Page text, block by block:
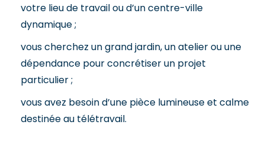
votre lieu de travail ou d’un centre-ville
dynamique ;
vous cherchez un grand jardin, un atelier ou une
dépendance pour concrétiser un projet
particulier ;
vous avez besoin d’une pièce lumineuse et calme
destinée au télétravail.